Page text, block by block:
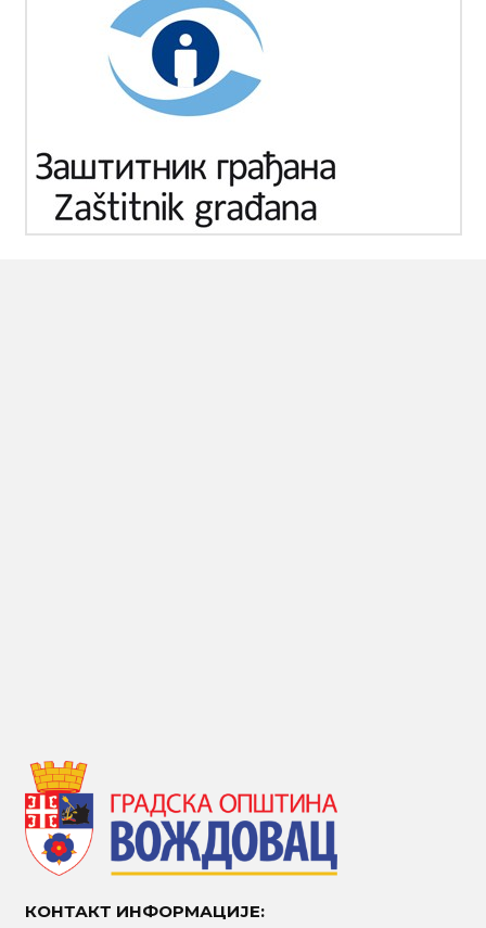
КОНТАКТ ИНФОРМАЦИЈЕ: